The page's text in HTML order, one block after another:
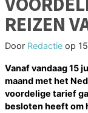
REIZEN
Door Redactie op
Vanaf vandaag 15
maand met het
voordelige tarief
besloten heeft om